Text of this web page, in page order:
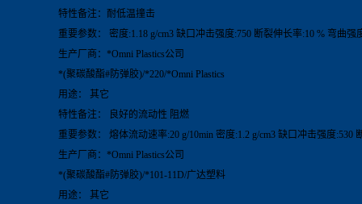
特性备注：耐低温撞击
重要参数： 密度:1.18 g/cm3 缺口冲击强度:750 断裂伸长率:10 % 弯曲
生产厂商：*Omni Plastics公司
*(聚碳酸酯#防弹胶)/*220/*Omni Plastics
用途： 其它
特性备注： 良好的流动性 阻燃
重要参数： 熔体流动速率:20 g/10min 密度:1.2 g/cm3 缺口冲击强度
生产厂商：*Omni Plastics公司
*(聚碳酸酯#防弹胶)/*101-11D/广达塑料
用途： 其它